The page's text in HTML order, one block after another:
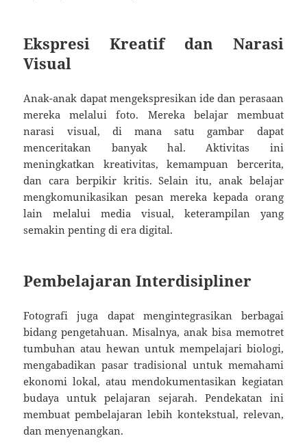
Ekspresi Kreatif dan Narasi
Visual
Anak-anak dapat mengekspresikan ide dan perasaan
mereka melalui foto. Mereka belajar membuat
narasi visual, di mana satu gambar dapat
menceritakan banyak hal. Aktivitas ini
meningkatkan kreativitas, kemampuan bercerita,
dan cara berpikir kritis. Selain itu, anak belajar
mengkomunikasikan pesan mereka kepada orang
lain melalui media visual, keterampilan yang
semakin penting di era digital.
Pembelajaran Interdisipliner
Fotografi juga dapat mengintegrasikan berbagai
bidang pengetahuan. Misalnya, anak bisa memotret
tumbuhan atau hewan untuk mempelajari biologi,
mengabadikan pasar tradisional untuk memahami
ekonomi lokal, atau mendokumentasikan kegiatan
budaya untuk pelajaran sejarah. Pendekatan ini
membuat pembelajaran lebih kontekstual, relevan,
dan menyenangkan.